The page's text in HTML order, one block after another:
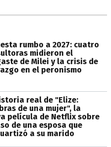
rumbo a 2027: cuatro
midieron el
de Milei y la crisis de
en el peronismo
real de "Elize:
de una mujer", la
película de Netflix sobre
de una esposa que
a su marido